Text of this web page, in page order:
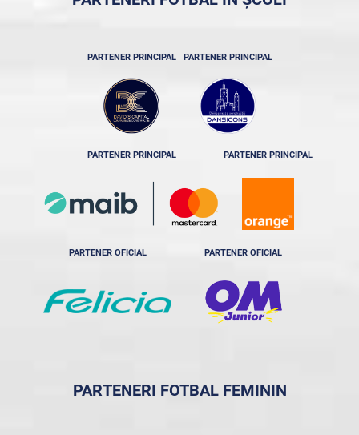
PARTENER PRINCIPAL PARTENER PRINCIPAL
PARTENER PRINCIPAL PARTENER PRINCIPAL
PARTENER OFICIAL PARTENER OFICIAL
PARTENERI FOTBAL FEMININ